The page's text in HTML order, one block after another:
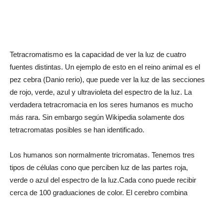
Tetracromatismo es la capacidad de ver la luz de cuatro
fuentes distintas. Un ejemplo de esto en el reino animal es el
pez cebra (Danio rerio), que puede ver la luz de las secciones
de rojo, verde, azul y ultravioleta del espectro de la luz. La
verdadera tetracromacia en los seres humanos es mucho
más rara. Sin embargo según Wikipedia solamente dos
tetracromatas posibles se han identificado.
Los humanos son normalmente tricromatas. Tenemos tres
tipos de células cono que perciben luz de las partes roja,
verde o azul del espectro de la luz.Cada cono puede recibir
cerca de 100 graduaciones de color. El cerebro combina